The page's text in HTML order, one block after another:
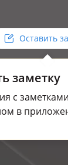
Оставить
заметку
с
в
в Костанае